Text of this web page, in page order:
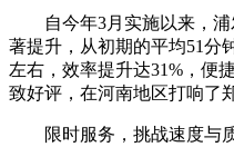
自今年3月实施以来，
著提升，从初期的平均51分
左右，效率提升达31%，便
致好评，在河南地区打响了
限时服务，挑战速度与